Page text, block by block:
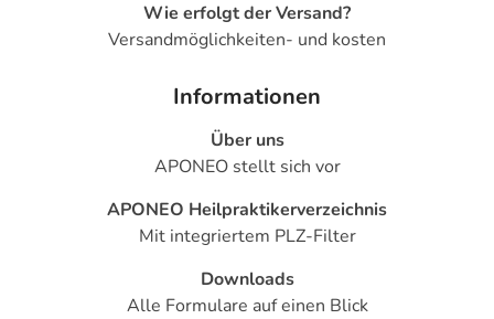
Wie erfolgt der Versand?
Versandmöglichkeiten- und kosten
Informationen
Über uns
APONEO stellt sich vor
APONEO Heilpraktikerverzeichnis
Mit integriertem PLZ-Filter
Downloads
Alle Formulare auf einen Blick